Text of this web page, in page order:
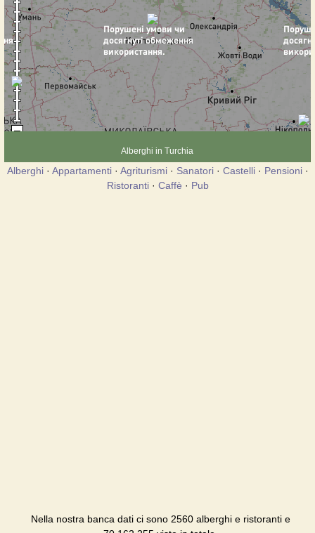
Alberghi in Turchia
Alberghi· Appartamenti· Agriturismi· Sanatori· Castelli· Pensioni·
Ristoranti· Caffè · Pub
Nella nostra banca dati ci sono 2560 alberghi e ristoranti e